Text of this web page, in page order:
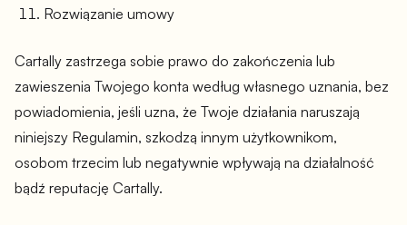
Rozwiązanie umowy
Cartally zastrzega sobie prawo do zakończenia lub
zawieszenia Twojego konta według własnego uznania, bez
powiadomienia, jeśli uzna, że Twoje działania naruszają
niniejszy Regulamin, szkodzą innym użytkownikom,
osobom trzecim lub negatywnie wpływają na działalność
bądź reputację Cartally.